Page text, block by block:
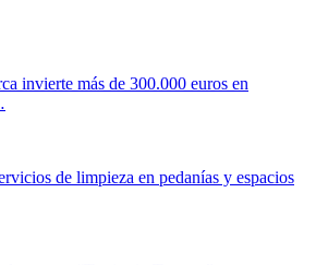
invierte más de 300.000 euros en
de limpieza en pedanías y espacios